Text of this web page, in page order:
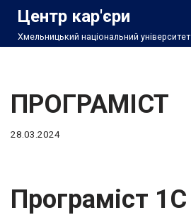
Перейти
Центр кар'єри
Хмельницький національний університет
ПРОГРАМІСТ
28.03.2024
Програміст 1С